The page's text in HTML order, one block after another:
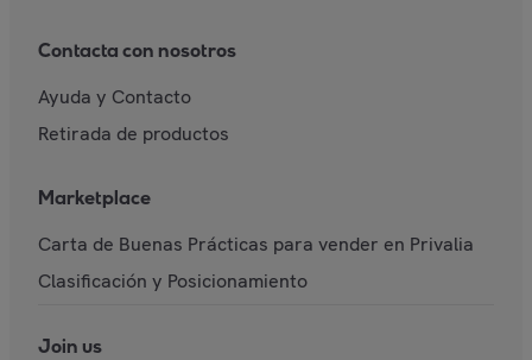
Contacta con nosotros
Ayuda y Contacto
Retirada de productos
Marketplace
Carta de Buenas Prácticas para vender en Privalia
Clasificación y Posicionamiento
Join us